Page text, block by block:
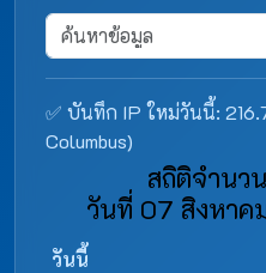
✅ บันทึก IP ใหม่วันนี้:
Columbus)
สถิติจำนว
วันที่ 07 สิงหาค
วันนี้